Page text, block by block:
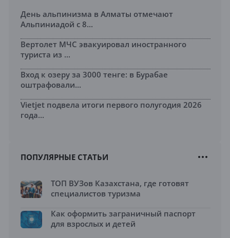
День альпинизма в Алматы отмечают
Альпиниадой с 8...
Вертолет МЧС эвакуировал иностранного
туриста из ...
Вход к озеру за 3000 тенге: в Бурабае
оштрафовали...
Vietjet подвела итоги первого полугодия 2026
года...
ПОПУЛЯРНЫЕ СТАТЬИ
ТОП ВУЗов Казахстана, где готовят
специалистов туризма
Как оформить заграничный паспорт
для взрослых и детей